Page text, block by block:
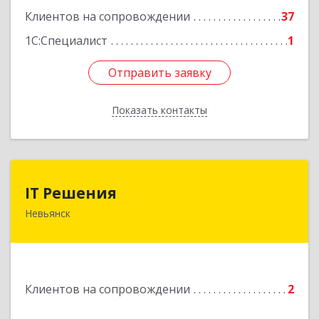
Клиентов на сопровождении
37
1С:Специалист
1
Отправить заявку
Показать контакты
Отправить заявку
Назад
IT Решения
Невьянск
Клиентов на сопровождении 2